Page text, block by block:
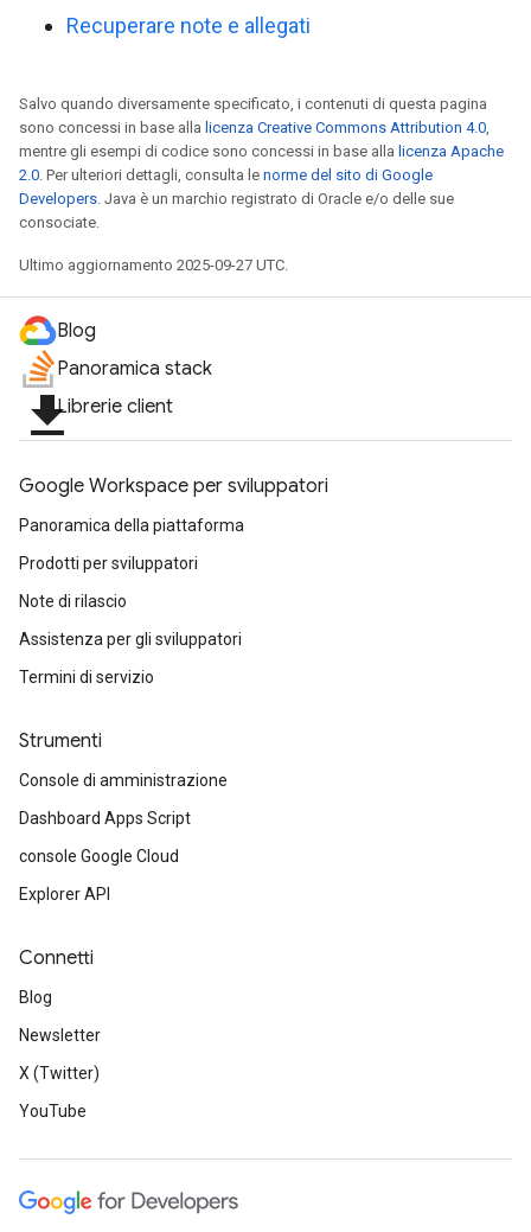
Recuperare note e allegati
Salvo quando diversamente specificato, i contenuti di questa pagina
sono concessi in base alla licenza Creative Commons Attribution 4.0,
mentre gli esempi di codice sono concessi in base alla licenza Apache
2.0. Per ulteriori dettagli, consulta le norme del sito di Google
Developers. Java è un marchio registrato di Oracle e/o delle sue
consociate.
Ultimo aggiornamento 2025-09-27 UTC.
Blog
Panoramica stack
file_downloadLibrerie client
Google Workspace per sviluppatori
Panoramica della piattaforma
Prodotti per sviluppatori
Note di rilascio
Assistenza per gli sviluppatori
Termini di servizio
Strumenti
Console di amministrazione
Dashboard Apps Script
console Google Cloud
Explorer API
Connetti
Blog
Newsletter
X (Twitter)
YouTube